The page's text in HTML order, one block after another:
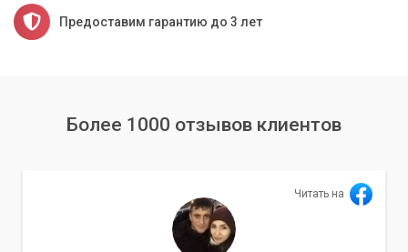
Предоставим гарантию до 3 лет
Более 1000 отзывов клиентов
Читать на